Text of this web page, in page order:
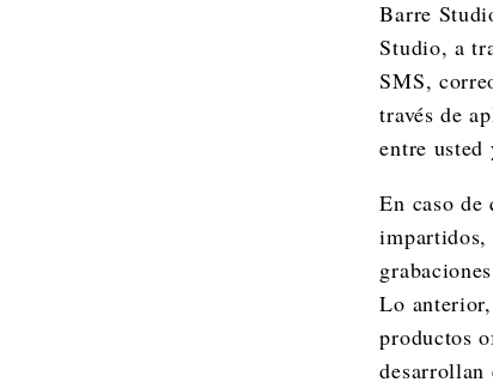
Barre
Studio, a
SMS,
través de
entre
En caso de
impartidos,
Lo
productos
desarrollan